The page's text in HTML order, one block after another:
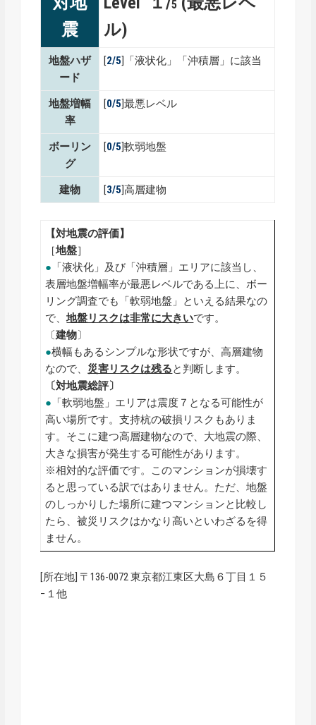
震
5
ル)
地盤ハザ
ード
[2/5 ]「液状化」「沖積層」に該当
地盤増幅
率
[0/5 ]最悪レベル
ボーリン
グ
[0/5 ]軟弱地盤
建物 [3/5 ]高層建物
【対地震の評価】
［地盤］
● 「液状化」及び「沖積層」エリアに該当し、
表層地盤増幅率が最悪レベルである上に、ボー
リング調査でも「軟弱地盤」といえる結果なの
で、地盤リスクは非常に大きいです。
〔建物〕
●横幅もあるシンプルな形状ですが、高層建物
なので、 災害リスクは残ると判断します。
〔対地震総評〕
● 「軟弱地盤」エリアは震度７となる可能性が
高い場所です。支持杭の破損リスクもありま
す。そこに建つ高層建物なので、大地震の際、
大きな損害が発生する可能性があります。
※相対的な評価です。このマンションが損壊す
ると思っている訳ではありません。ただ、地盤
のしっかりした場所に建つマンションと比較し
たら、被災リスクはかなり高いといわざるを得
ません。
[所在地] 〒136-0072 東京都江東区大島６丁目１５
−１他